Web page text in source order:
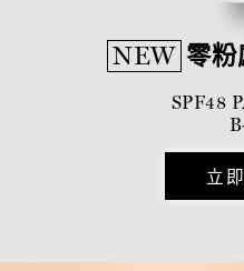
NEW 零粉
SPF48
立
立
立
立
立
立
立
立
立
立
立
立
立
立